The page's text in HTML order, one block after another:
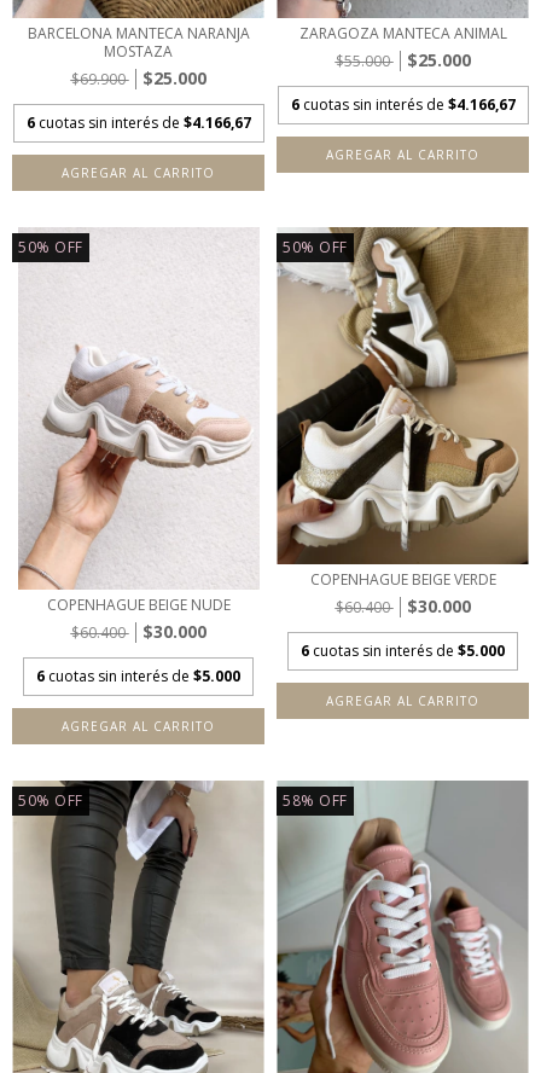
BARCELONA MANTECA NARANJA
MOSTAZA
$69.900
$25.000
6 cuotas sin interés de $4.166,67
AGREGAR AL CARRITO
ZARAGOZA MANTECA ANIMAL
$55.000
$25.000
6 cuotas sin interés de $4.166,67
AGREGAR AL CARRITO
50% OFF
COPENHAGUE BEIGE NUDE
$60.400
$30.000
6 cuotas sin interés de $5.000
AGREGAR AL CARRITO
50% OFF
COPENHAGUE BEIGE VERDE
$60.400
$30.000
6 cuotas sin interés de $5.000
AGREGAR AL CARRITO
50% OFF 58% OFF